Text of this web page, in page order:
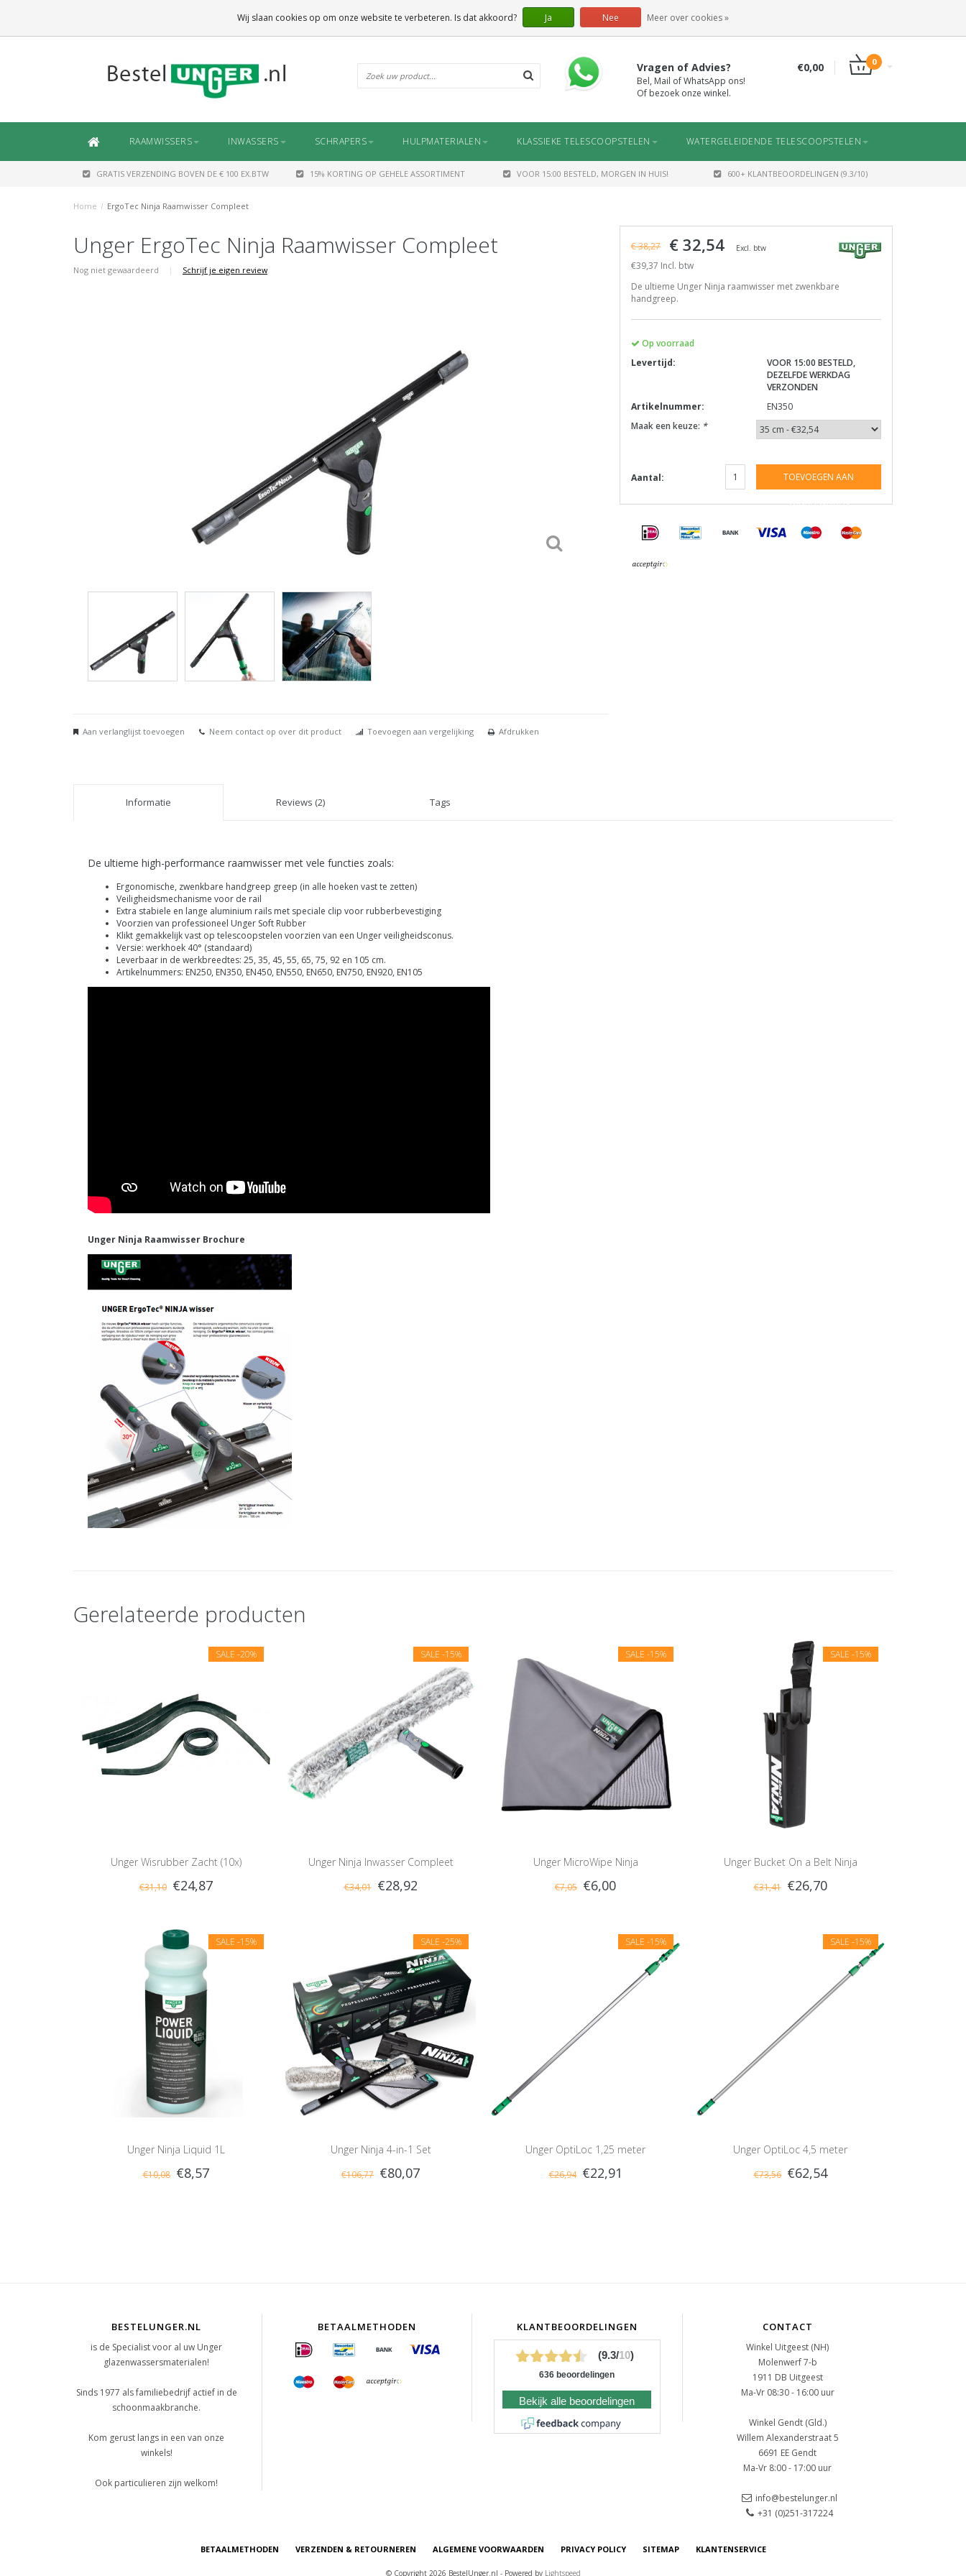
Vragen of Advies?
Bel, Mail of WhatsApp ons!
Of bezoek onze winkel.
€0,00 0
RAAMWISSERS INWASSERS SCHRAPERS HULPMATERIALEN KLASSIEKE TELESCOOPSTELEN WATERGELEIDENDE TELESCOOPSTELEN
GRATIS VERZENDING BOVEN DE € 100 EX.BTW 15% KORTING OP GEHELE ASSORTIMENT VOOR 15:00 BESTELD, MORGEN IN HUIS! 600+ KLANTBEOORDELINGEN (9.3/10)
Home / ErgoTec Ninja Raamwisser Compleet
Unger ErgoTec Ninja Raamwisser Compleet
Nog niet gewaardeerd | Schrijf je eigen review
Aan verlanglijst toevoegen Neem contact op over dit product Toevoegen aan vergelijking Afdrukken
€ 38,27 € 32,54 Excl. btw
€39,37 Incl. btw
De ultieme Unger Ninja raamwisser met zwenkbare
handgreep.
Op voorraad
Levertijd:
VOOR 15:00 BESTELD,
DEZELFDE WERKDAG
VERZONDEN
Artikelnummer:
EN350
Maak een keuze: *
Aantal: TOEVOEGEN AAN
WINKELWAGEN
Informatie Reviews (2) Tags
De ultieme high-performance raamwisser met vele functies zoals:
Ergonomische, zwenkbare handgreep greep (in alle hoeken vast te zetten)
Veiligheidsmechanisme voor de rail
Extra stabiele en lange aluminium rails met speciale clip voor rubberbevestiging
Voorzien van professioneel Unger Soft Rubber
Klikt gemakkelijk vast op telescoopstelen voorzien van een Unger veiligheidsconus.
Versie: werkhoek 40° (standaard)
Leverbaar in de werkbreedtes: 25, 35, 45, 55, 65, 75, 92 en 105 cm.
Artikelnummers: EN250, EN350, EN450, EN550, EN650, EN750, EN920, EN105
Unger Ninja Raamwisser Brochure
Gerelateerde producten
SALE -20%
Unger Wisrubber Zacht (10x)
€31,10 €24,87
SALE -15%
Unger Ninja Inwasser Compleet
€34,01 €28,92
SALE -15%
Unger MicroWipe Ninja
€7,05 €6,00
SALE -15%
Unger Bucket On a Belt Ninja
€31,41 €26,70
SALE -15%
Unger Ninja Liquid 1L
€10,08 €8,57
SALE -25%
Unger Ninja 4-in-1 Set
€106,77 €80,07
SALE -15%
Unger OptiLoc 1,25 meter
€26,94 €22,91
SALE -15%
Unger OptiLoc 4,5 meter
€73,56 €62,54
BESTELUNGER.NL
is de Specialist voor al uw Unger
glazenwassersmaterialen!
Sinds 1977 als familiebedrijf actief in de
schoonmaakbranche.
Kom gerust langs in een van onze
winkels!
Ook particulieren zijn welkom!
BETAALMETHODEN KLANTBEOORDELINGEN
(9.3/10)
636 beoordelingen
Bekijk alle beoordelingen
CONTACT
Winkel Uitgeest (NH)
Molenwerf 7-b
1911 DB Uitgeest
Ma-Vr 08:30 - 16:00 uur
Winkel Gendt (Gld.)
Willem Alexanderstraat 5
6691 EE Gendt
Ma-Vr 8:00 - 17:00 uur
info@bestelunger.nl
+31 (0)251-317224
BETAALMETHODEN VERZENDEN & RETOURNEREN ALGEMENE VOORWAARDEN PRIVACY POLICY SITEMAP KLANTENSERVICE
© Copyright 2026 BestelUnger.nl - Powered by Lightspeed
Wij slaan cookies op om onze website te verbeteren. Is dat akkoord? Ja Nee Meer over cookies »